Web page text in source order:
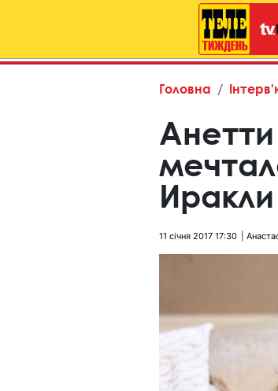
Головна
Иракли
11 січня 2017 17:30